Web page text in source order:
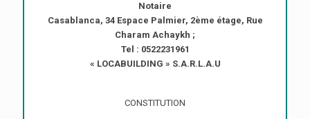
Notaire
Casablanca, 34 Espace Palmier, 2ème étage, Rue
Charam Achaykh ;
Tel : 0522231961
« LOCABUILDING » S.A.R.L.A.U
CONSTITUTION